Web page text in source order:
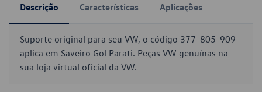
Descrição Características Aplicações
Suporte original para seu VW, o código 377-805-909
aplica em Saveiro Gol Parati. Peças VW genuínas na
sua loja virtual oficial da VW.